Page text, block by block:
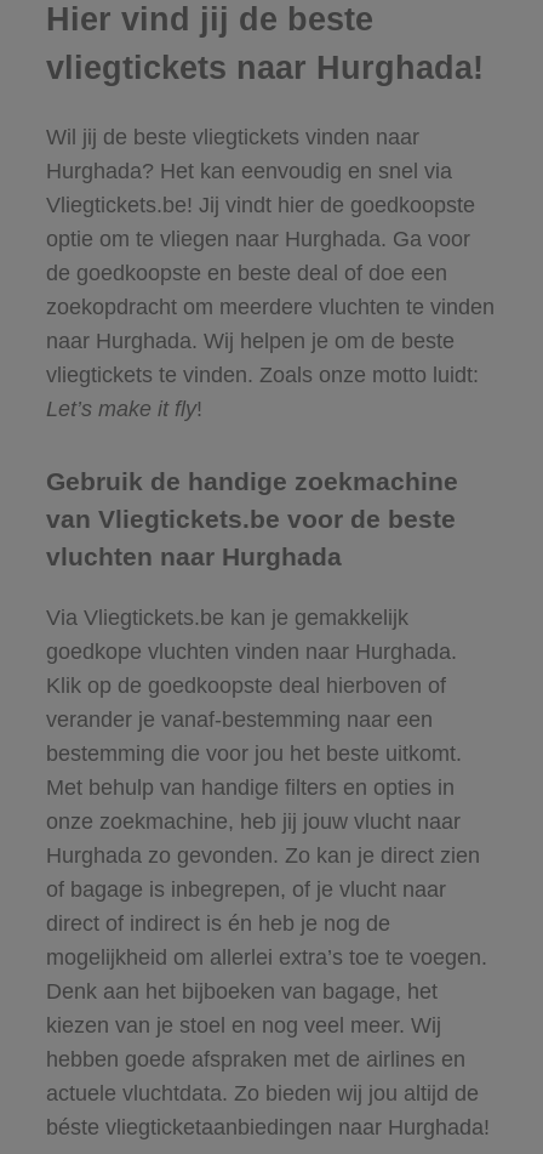
Hier vind jij de beste
vliegtickets naar Hurghada!
Wil jij de beste vliegtickets vinden naar
Hurghada? Het kan eenvoudig en snel via
Vliegtickets.be! Jij vindt hier de goedkoopste
optie om te vliegen naar Hurghada. Ga voor
de goedkoopste en beste deal of doe een
zoekopdracht om meerdere vluchten te vinden
naar Hurghada. Wij helpen je om de beste
vliegtickets te vinden. Zoals onze motto luidt:
Let’s make it fly!
Gebruik de handige zoekmachine
van Vliegtickets.be voor de beste
vluchten naar Hurghada
Via Vliegtickets.be kan je gemakkelijk
goedkope vluchten vinden naar Hurghada.
Klik op de goedkoopste deal hierboven of
verander je vanaf-bestemming naar een
bestemming die voor jou het beste uitkomt.
Met behulp van handige filters en opties in
onze zoekmachine, heb jij jouw vlucht naar
Hurghada zo gevonden. Zo kan je direct zien
of bagage is inbegrepen, of je vlucht naar
direct of indirect is én heb je nog de
mogelijkheid om allerlei extra’s toe te voegen.
Denk aan het bijboeken van bagage, het
kiezen van je stoel en nog veel meer. Wij
hebben goede afspraken met de airlines en
actuele vluchtdata. Zo bieden wij jou altijd de
béste vliegticketaanbiedingen naar Hurghada!